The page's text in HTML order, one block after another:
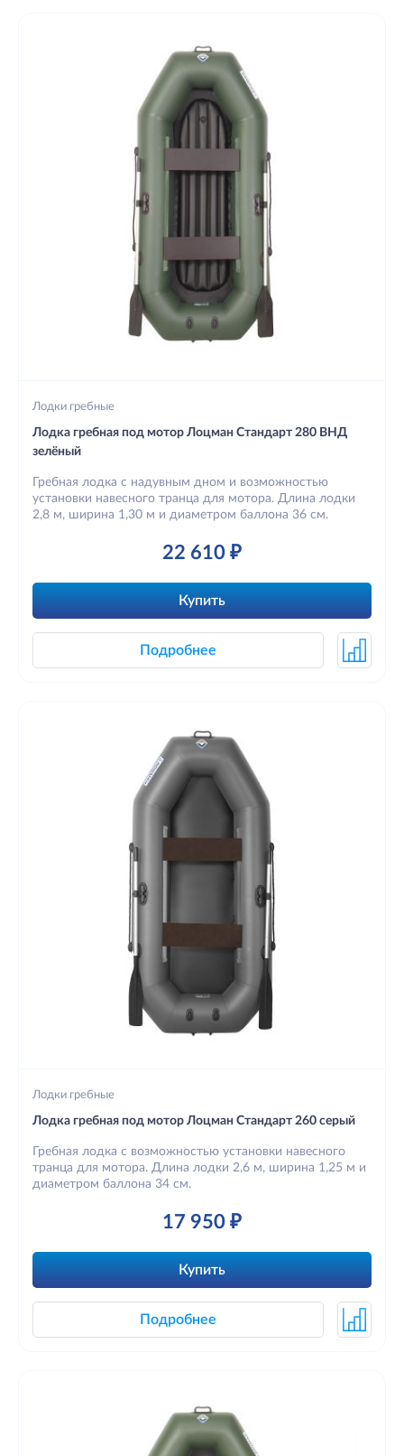
Лодки гребные
Лодка гребная под мотор Лоцман Стандарт 280 ВНД
зелёный
Гребная лодка с надувным дном и возможностью
установки навесного транца для мотора. Длина лодки
2,8 м, ширина 1,30 м и диаметром баллона 36 см.
22 610 ₽
Купить
Подробнее
Лодки гребные
Лодка гребная под мотор Лоцман Стандарт 260 серый
Гребная лодка с возможностью установки навесного
транца для мотора. Длина лодки 2,6 м, ширина 1,25 м и
диаметром баллона 34 см.
17 950 ₽
Купить
Подробнее